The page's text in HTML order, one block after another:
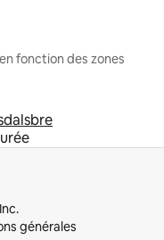
fonction des zones
générales